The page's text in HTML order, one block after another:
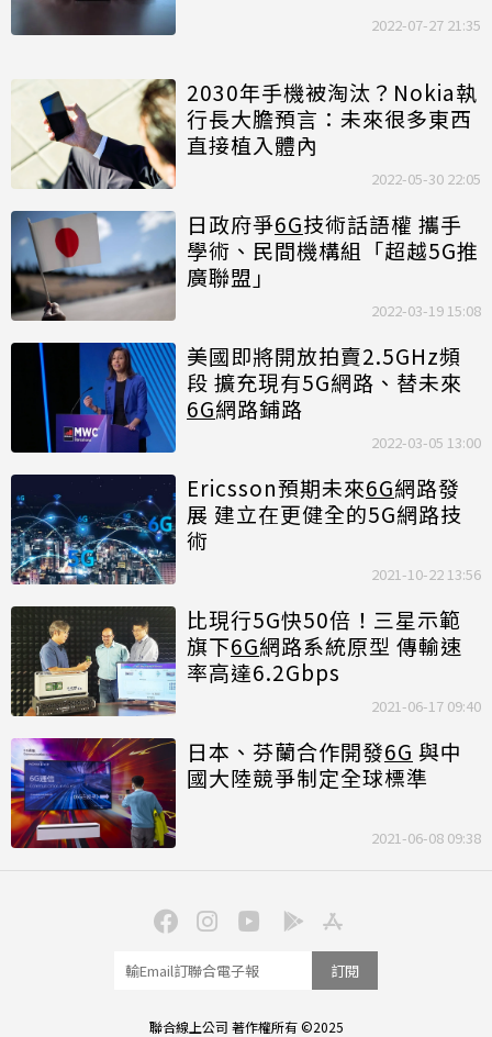
2022-07-27 21:35
2030年手機被淘汰？Nokia執
行長大膽預言：未來很多東西
直接植入體內
2022-05-30 22:05
日政府爭6G技術話語權 攜手
學術、民間機構組「超越5G推
廣聯盟」
2022-03-19 15:08
美國即將開放拍賣2.5GHz頻
段 擴充現有5G網路、替未來
6G網路鋪路
2022-03-05 13:00
Ericsson預期未來6G網路發
展 建立在更健全的5G網路技
術
2021-10-22 13:56
比現行5G快50倍！三星示範
旗下6G網路系統原型 傳輸速
率高達6.2Gbps
2021-06-17 09:40
日本、芬蘭合作開發6G 與中
國大陸競爭制定全球標準
2021-06-08 09:38
訂閱
聯合線上公司 著作權所有 ©2025